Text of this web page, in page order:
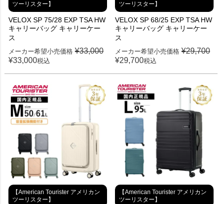
ツーリスター】
VELOX SP 75/28 EXP TSA HW
キャリーバッグ キャリーケー
ス
メーカー希望小売価格 ¥33,000
¥33,000税込
ツーリスター】
VELOX SP 68/25 EXP TSA HW
キャリーバッグ キャリーケー
ス
メーカー希望小売価格 ¥29,700
¥29,700税込
【American Tourister アメリカン
ツーリスター】
【American Tourister アメリカン
ツーリスター】